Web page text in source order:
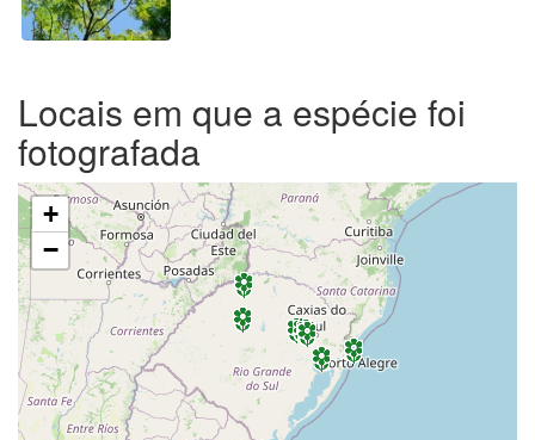
Locais em que a espécie foi
fotografada
+
−